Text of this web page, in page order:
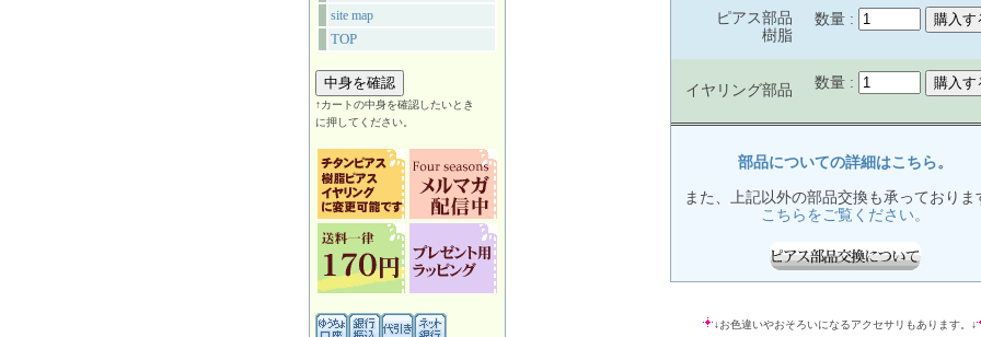
site map
TOP
↑カートの中身を確認したいとき
に押してください。
ピアス部品
樹脂
数量 :
イヤリング部品 数量 :
部品についての詳細はこちら。
また、上記以外の部品交換も承っておりま
こちらをご覧ください。
↓お色違いやおそろいになるアクセサリもあります。↓